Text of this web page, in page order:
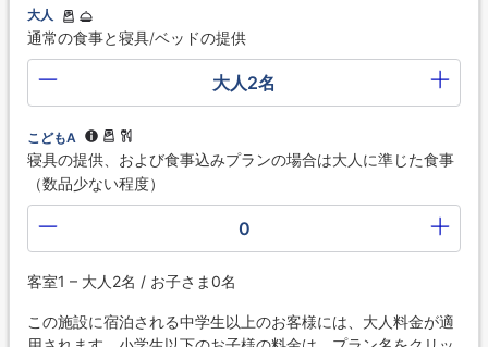
大人
通常の食事と寝具/ベッドの提供
大人2名
こどもA
寝具の提供、および食事込みプランの場合は大人に準じた食事
（数品少ない程度）
0
客室1 – 大人2名 / お子さま0名
この施設に宿泊される中学生以上のお客様には、大人料金が適